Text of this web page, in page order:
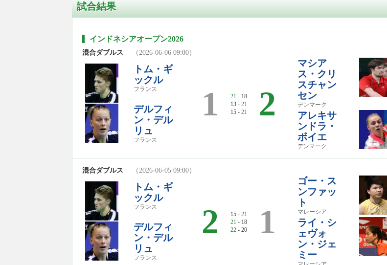
試合結果
インドネシアオープン2026
混合ダブルス （2026-06-06 09:00）
トム・ギ
ックル
フランス
デルフィ
ン・デル
リュ
フランス
1 21 - 18
13 - 21
15 - 21 2
マシア
ス・クリ
スチャン
セン
デンマーク
アレキサ
ンドラ・
ボイエ
デンマーク
混合ダブルス （2026-06-05 09:00）
トム・ギ
ックル
フランス
デルフィ
ン・デル
リュ
フランス
2 15 - 21
21 - 18
22 - 20 1
ゴー・ス
ンファッ
ト
マレーシア
ライ・シ
ェヴォ
ン・ジェ
ミー